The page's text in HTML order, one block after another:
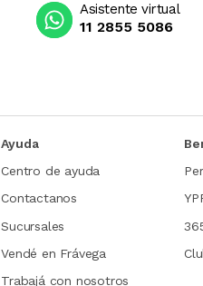
Asistente virtual
11 2855 5086
Ayuda
Centro de ayuda
Contactanos
Sucursales
Vendé en Frávega
Trabajá con nosotros